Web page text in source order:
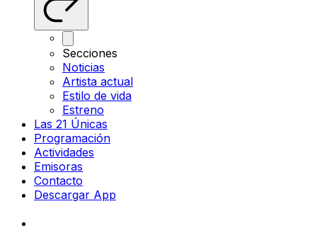
Secciones
Noticias
Artista actual
Estilo de vida
Estreno
Las 21 Únicas
Programación
Actividades
Emisoras
Contacto
Descargar App